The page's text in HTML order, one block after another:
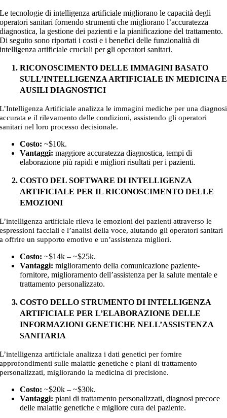
Le tecnologie di intelligenza artificiale migliorano le capacità degli
operatori sanitari fornendo strumenti che migliorano l’accuratezza
diagnostica, la gestione dei pazienti e la pianificazione del trattamento.
Di seguito sono riportati i costi e i benefici delle funzionalità di
intelligenza artificiale cruciali per gli operatori sanitari.
RICONOSCIMENTO DELLE IMMAGINI BASATO
SULL’INTELLIGENZA ARTIFICIALE IN MEDICINA E
AUSILI DIAGNOSTICI
L’Intelligenza Artificiale analizza le immagini mediche per una diagnosi
accurata e il rilevamento delle condizioni, assistendo gli operatori
sanitari nel loro processo decisionale.
Costo: ~$10k.
Vantaggi:maggiore accuratezza diagnostica, tempi di
elaborazione più rapidi e migliori risultati per i pazienti.
COSTO DEL SOFTWARE DI INTELLIGENZA
ARTIFICIALE PER IL RICONOSCIMENTO DELLE
EMOZIONI
L’intelligenza artificiale rileva le emozioni dei pazienti attraverso le
espressioni facciali e l’analisi della voce, aiutando gli operatori sanitari
a offrire un supporto emotivo e un’assistenza migliori.
Costo: ~$14k – ~$25k.
Vantaggi:miglioramento della comunicazione paziente-
fornitore, miglioramento dell’assistenza per la salute mentale e
trattamento personalizzato.
COSTO DELLO STRUMENTO DI INTELLIGENZA
ARTIFICIALE PER L’ELABORAZIONE DELLE
INFORMAZIONI GENETICHE NELL’ASSISTENZA
SANITARIA
L’intelligenza artificiale analizza i dati genetici per fornire
approfondimenti sulle malattie genetiche e piani di trattamento
personalizzati, migliorando la medicina di precisione.
Costo: ~$20k – ~$30k.
Vantaggi:piani di trattamento personalizzati, diagnosi precoce
delle malattie genetiche e migliore cura del paziente.